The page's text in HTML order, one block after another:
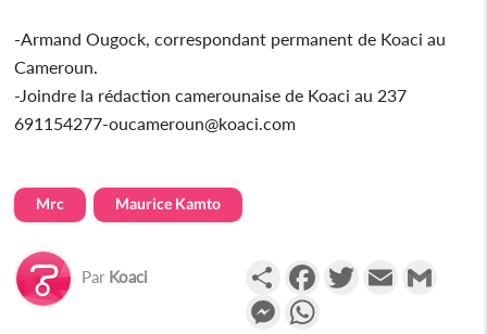
-Armand Ougock, correspondant permanent de Koaci au
Cameroun.
-Joindre la rédaction camerounaise de Koaci au 237
691154277-oucameroun@koaci.com
Mrc Maurice Kamto
Par Koaci PartagerFacebookTwitterEmail
Messenger